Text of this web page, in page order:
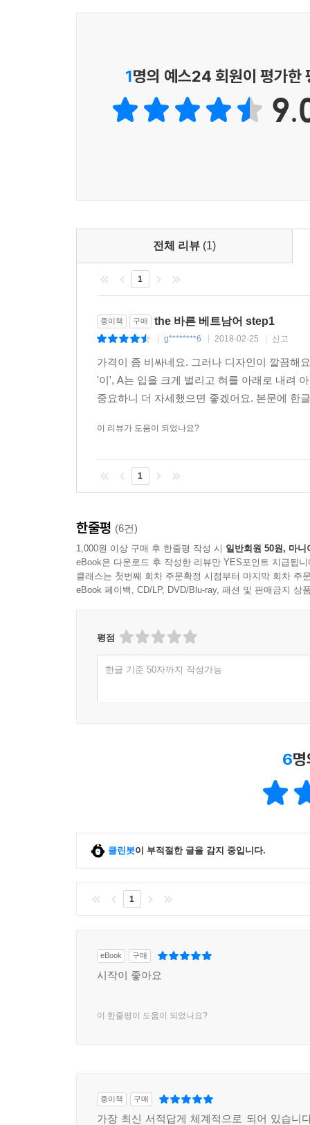
1명의 예스24 회원이 평가한
전체 리뷰 (1)
1
종이책 구매 the 바른 베트남어 step1
g********6 2018-02-25 신고
가격이 좀 비싸네요. 그러나 디자인이 깔끔해
'이', A는 입을 크게 벌리고 혀를 아래로 내려
중요하니 더 자세했으면 좋겠어요. 본문에 한
이 리뷰가 도움이 되었나요?
1
한줄평 (6건)
1,000원 이상 구매 후 한줄평 작성 시 일반회원 50원, 마니
eBook은 다운로드 후 작성한 리뷰만 YES포인트 지급됩니
클래스는 첫번째 회차 주문확정 시점부터 마지막 회차 주
eBook 페이백, CD/LP, DVD/Blu-ray, 패션 및 판매금지 상
평점
한글 기준 50자까지 작성가능
6
클린봇이 부적절한 글을 감지 중입니다.
1
eBook 구매
시작이 좋아요
이 한줄평이 도움이 되었나요?
종이책 구매
가장 최신 서적답게 체계적으로 되어 있습니